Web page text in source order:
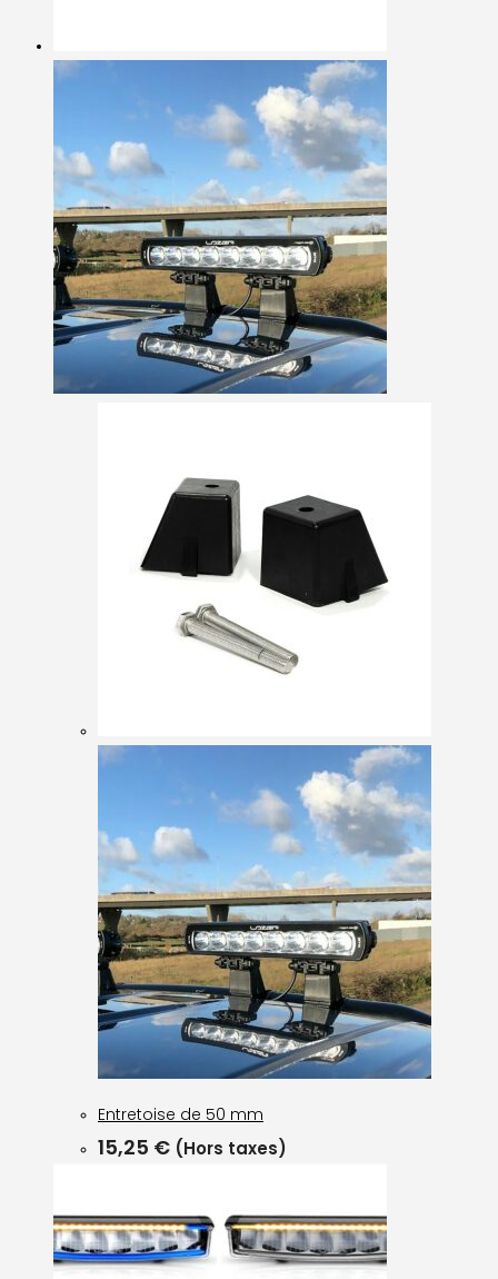
Entretoise de 50 mm
15,25 € (Hors taxes)